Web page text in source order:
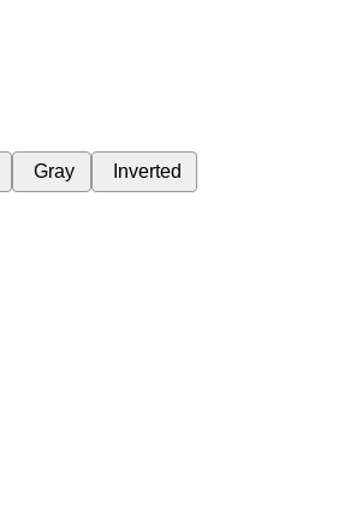
Gray Inverted